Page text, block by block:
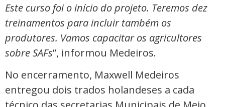
Este curso foi o início do projeto. Teremos dez
treinamentos para incluir também os
produtores. Vamos capacitar os agricultores
sobre SAFs”, informou Medeiros.
No encerramento, Maxwell Medeiros
entregou dois trados holandeses a cada